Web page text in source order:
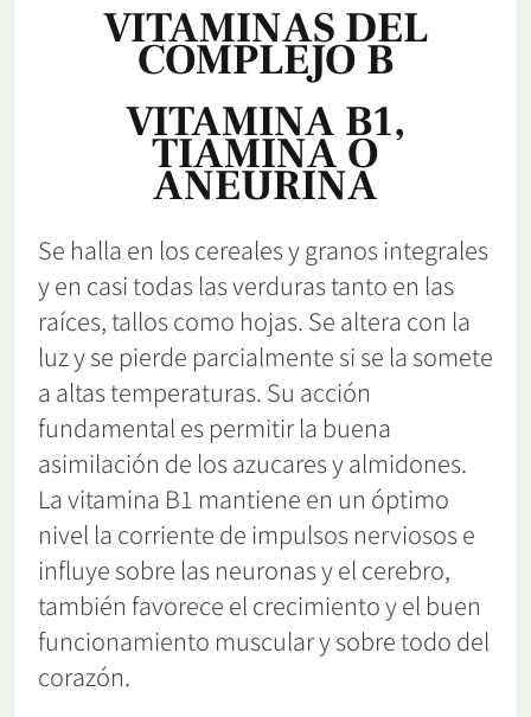
VITAMINAS DEL
COMPLEJO B
VITAMINA B1,
TIAMINA O
ANEURINA
Se halla en los cereales y granos integrales
y en casi todas las verduras tanto en las
raíces, tallos como hojas. Se altera con la
luz y se pierde parcialmente si se la somete
a altas temperaturas. Su acción
fundamental es permitir la buena
asimilación de los azucares y almidones.
La vitamina B1 mantiene en un óptimo
nivel la corriente de impulsos nerviosos e
influye sobre las neuronas y el cerebro,
también favorece el crecimiento y el buen
funcionamiento muscular y sobre todo del
corazón.